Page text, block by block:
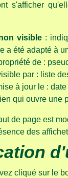
s'afficher
visible :
a été adapté à
de :
par : liste
à jour le :
qui ouvre une
de page est
des
cliqué sur le